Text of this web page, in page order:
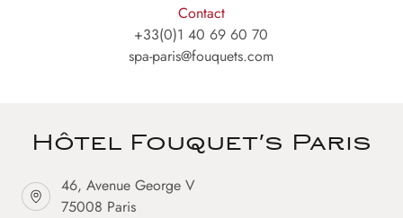
Contact
+33(0)1 40 69 60 70
spa-paris@fouquets.com
Hôtel Fouquet's Paris
46, Avenue George V
75008 Paris